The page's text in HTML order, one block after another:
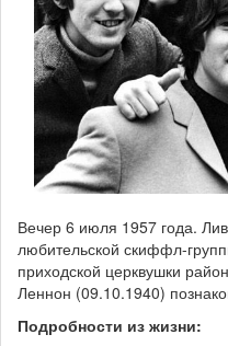
Вечер 6 июля 1957 года.
любительской скиффл-
приходской церквушки
Леннон (09.10.1940)
Подробности из жизни: